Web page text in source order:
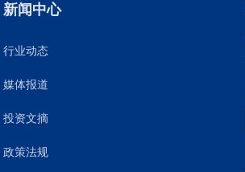
新闻中心
行业动态
媒体报道
投资文摘
政策法规